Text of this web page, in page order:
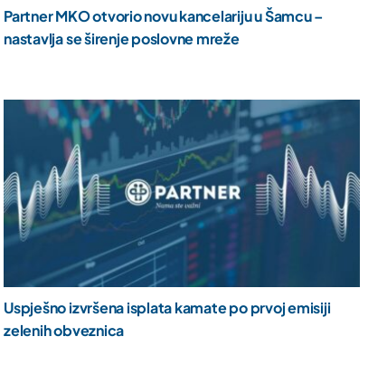
Partner MKO otvorio novu kancelariju u Šamcu –
nastavlja se širenje poslovne mreže
Uspješno izvršena isplata kamate po prvoj emisiji
zelenih obveznica